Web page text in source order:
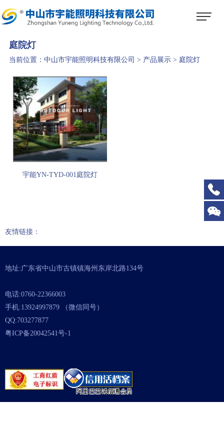
1
庭院灯
当前位置： 中山市宇能照明科技有限公司 > 产品展示 > 庭院灯
宇能YN-TYD-001庭院灯
友情链接：
地址:广东省中山市古镇镇海州东岸北路134号
电话:0760-22366003
手机:13924997879 （微信同号）
QQ:703277877
粤ICP备20042541号-1